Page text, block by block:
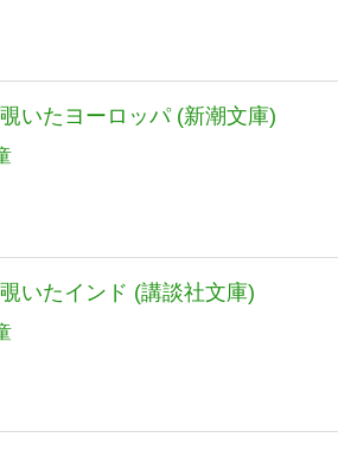
いたヨーロッパ (新潮文庫)
いたインド (講談社文庫)